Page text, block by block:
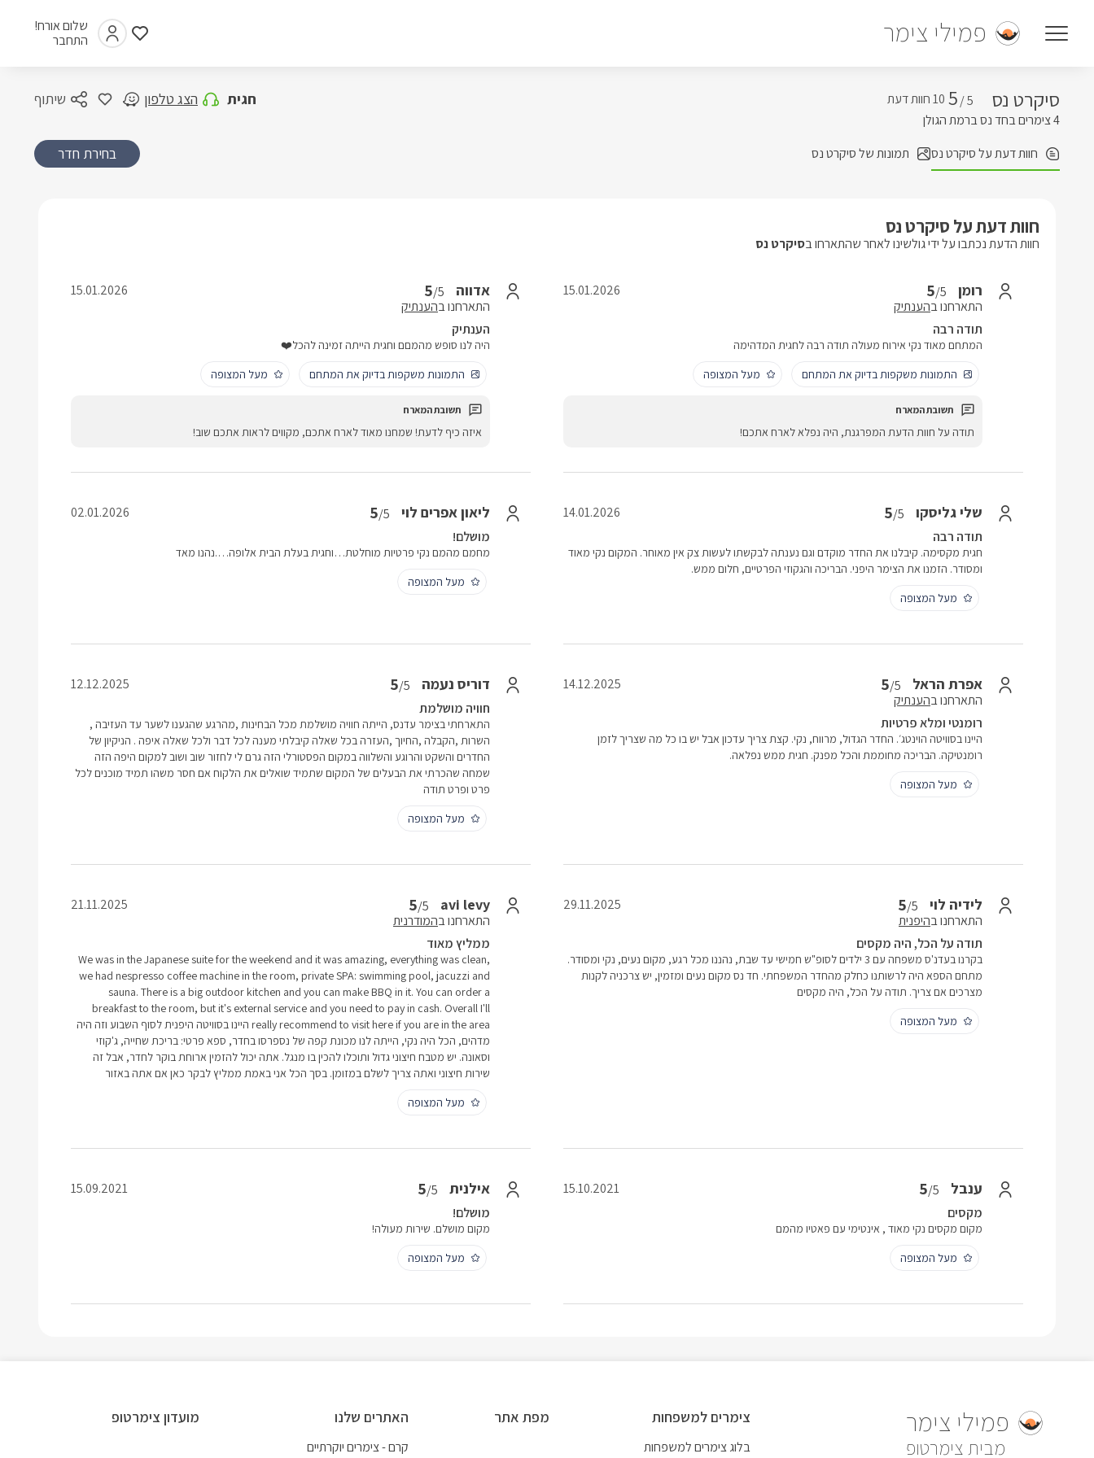
פמילי צימר
שלום אורח!
התחבר
סיקרט נס 5 /
5
4 צימרים בחד נס ברמת הגולן
חוות דעת על סיקרט נס
תמונות של סיקרט נס
שיתוף חגית הצג טלפון
בחירת חדר
חוות דעת על סיקרט נס
חוות הדעת נכתבו על ידי גולשינו לאחר שהתארחו בסיקרט נס
רומן 5/5
התארחנו בהענתיק
15.01.2026
תודה רבה
המתחם מאוד נקי אירוח מעולה תודה רבה לחגית המדהימה
התמונות משקפות בדיוק את המתחם
מעל המצופה
תודה על חוות הדעת המפרגנת, היה נפלא לארח אתכם!
אדווה 5/5
התארחנו בהענתיק
15.01.2026
הענתיק
היה לנו סופש מהמםם וחגית הייתה זמינה להכל❤️
התמונות משקפות בדיוק את המתחם
מעל המצופה
איזה כיף לדעת! שמחנו מאוד לארח אתכם, מקווים לראות אתכם שוב!
שלי גליסקו 5/5
14.01.2026
תודה רבה
חגית מקסימה. קיבלנו את החדר מוקדם וגם נענתה לבקשתו לעשות צק אין מאוחר. המקום נקי מאוד
ומסודר. הזמנו את הצימר היפני. הבריכה והגקוזי הפרטיים, חלום ממש.
מעל המצופה
ליאון אפרים לוי 5/5
02.01.2026
מושלם!
מחמם מהמם נקי פרטיות מוחלטת…וחגית בעלת הבית אלופה….נהנו מאד
מעל המצופה
אפרת הראל 5/5
התארחנו בהענתיק
14.12.2025
רומנטי ומלא פרטיות
היינו בסוויטה הוינטג׳. החדר הגדול, מרווח, נקי. קצת צריך עדכון אבל יש בו כל מה שצריך לזמן
רומנטיקה. הבריכה מחוממת והכל מפנק. חגית ממש נפלאה.
מעל המצופה
דוריס נעמה 5/5
12.12.2025
חוויה מושלמת
התארחתי בצימר עדנס, הייתה חוויה מושלמת מכל הבחינות ,מהרגע שהגענו לשער עד העזיבה ,
השרות ,הקבלה ,החיוך ,העזרה בכל שאלה קיבלתי מענה לכל דבר ולכל שאלה איפה . הניקיון של
החדרים והשקט והרוגע והשלווה במקום הפסטורלי הזה גרם לי לחזור שוב ושוב למקום היפה הזה
שמחה שהכרתי את הבעלים של המקום שתמיד שואלים את הלקוח אם חסר משהו תמיד מוכנים לכל
פרט ופרט תודה
מעל המצופה
לידיה לוי 5/5
התארחנו בהיפנית
29.11.2025
תודה על הכל, היה מקסים
בקרנו בעדנ'ס משפחה עם 3 ילדים לסופ"ש חמישי עד שבת, נהננו מכל רגע, מקום נעים, נקי ומסודר.
מתחם הספא היה לרשותנו כחלק מהחדר המשפחתי. חד נס מקום נעים ומזמין, יש צרכניה לקנות
מצרכים אם צריך. תודה על הכל, היה מקסים
מעל המצופה
avi levy
5/5
התארחנו בהמודרנית
21.11.2025
ממליץ מאוד
We was in the Japanese suite for the weekend and it was amazing, everything was clean,
we had nespresso coffee machine in the room, private SPA: swimming pool, jacuzzi and
sauna. There is a big outdoor kitchen and you can make BBQ in it. You can order a
breakfast to the room, but it's external service and you need to pay in cash. Overall I'll
really recommend to visit here if you are in the area היינו בסוויטה היפנית לסוף השבוע וזה היה
מדהים, הכל היה נקי, הייתה לנו מכונת קפה של נספרסו בחדר, ספא פרטי: בריכת שחייה, ג'קוזי
וסאונה. יש מטבח חיצוני גדול ותוכלו להכין בו מנגל. אתה יכול להזמין ארוחת בוקר לחדר, אבל זה
שירות חיצוני ואתה צריך לשלם במזומן. בסך הכל אני באמת ממליץ לבקר כאן אם אתה באזור
מעל המצופה
ענבל 5/5
15.10.2021
מקסים
מקום מקסים נקי מאוד , אינטימי עם פאטיו מהמם
מעל המצופה
אילנית 5/5
15.09.2021
מושלם!
מקום מושלם. שירות מעולה!
מעל המצופה
פמילי צימר
צימרטופ
צימרים למשפחות
בלוג צימרים למשפחות
מפת אתר האתרים שלנו
קרם - צימרים יוקרתיים
מועדון צימרטופ